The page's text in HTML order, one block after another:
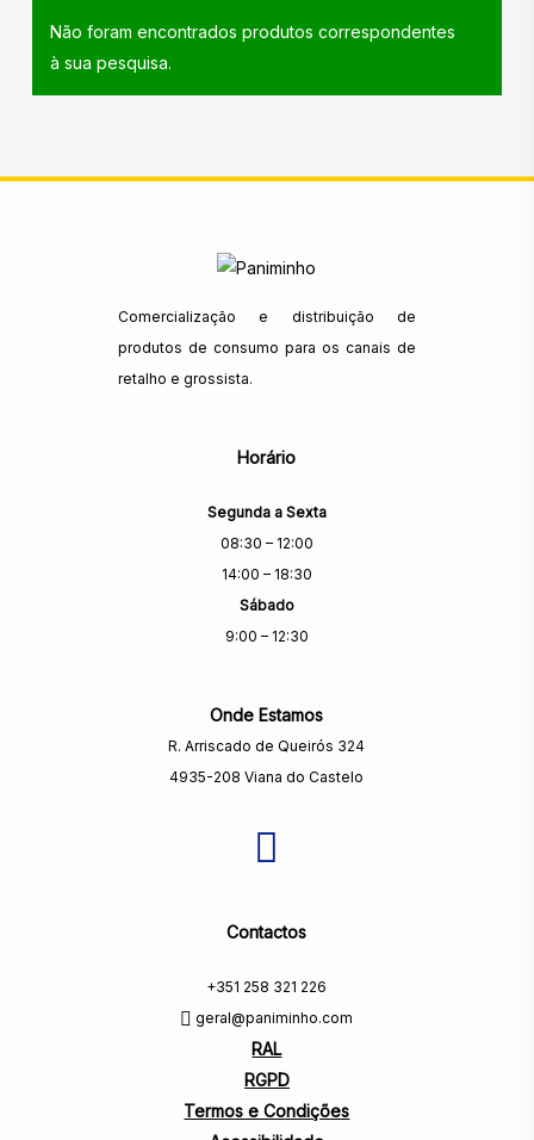
Não foram encontrados produtos correspondentes
à sua pesquisa.
Comercialização e distribuição de
produtos de consumo para os canais de
retalho e grossista.
Horário
Segunda a Sexta
08:30 – 12:00
14:00 – 18:30
Sábado
9:00 – 12:30
Onde Estamos
R. Arriscado de Queirós 324
4935-208 Viana do Castelo
Contactos
+351 258 321 226
geral@paniminho.com
RAL
RGPD
Termos e Condições